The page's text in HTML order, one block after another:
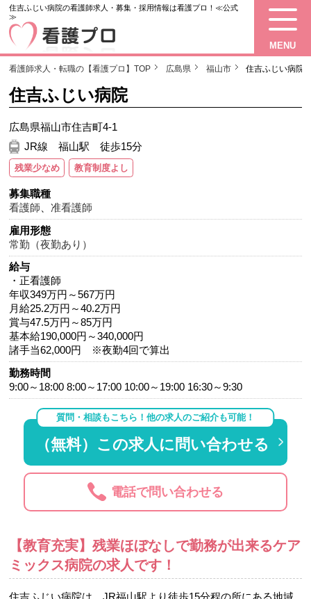
住吉ふじい病院の看護師求人・募集・採用情報は看護プロ！≪公式
≫
MENU
看護師求人・転職の【看護プロ】TOP 広島県 福山市 住吉ふじい病院
住吉ふじい病院
広島県福山市住吉町4-1
JR線 福山駅 徒歩15分
残業少なめ 教育制度よし
募集職種
看護師 、准看護師
雇用形態
常勤（夜勤あり）
給与
・正看護師
年収349万円～567万円
月給25.2万円～40.2万円
賞与47.5万円～85万円
基本給190,000円～340,000円
諸手当62,000円 ※夜勤4回で算出
勤務時間
9:00～18:00 8:00～17:00 10:00～19:00 16:30～9:30
質問・相談もこちら！他の求人のご紹介も可能！
（無料）この求人に問い合わせる
電話で問い合わせる
【教育充実】残業ほぼなしで勤務が出来るケア
ミックス病院の求人です！
住吉ふじい病院は、JR福山駅より徒歩15分程の所にある地域